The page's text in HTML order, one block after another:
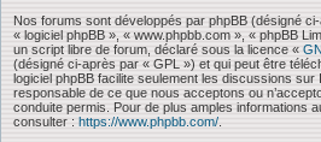
Nos forums sont développés par phpBB (désigné
« logiciel phpBB », « www.phpbb.com », « phpBB
un script libre de forum, déclaré sous la licence «
(désigné ci-après par « GPL ») et qui peut être
logiciel phpBB facilite seulement les discussions sur
responsable de ce que nous acceptons ou
conduite permis. Pour de plus amples informations
consulter : https://www.phpbb.com/